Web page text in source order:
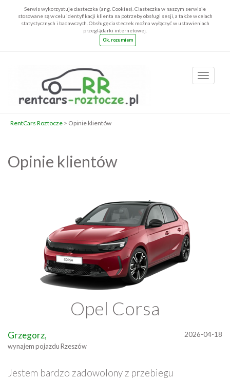
Serwis wykorzystuje ciasteczka (ang. Cookies). Ciasteczka w naszym serwisie
stosowane są w celu identyfikacji klienta na potrzeby obsługi sesji, a także w celach
statystycznych i badawczych. Obsługę ciasteczek można wyłączyć w ustawieniach
przeglądarki internetowej.
Ok, rozumiem
Toggle
RentCars Roztocze > Opinie klientów
Opinie klientów
Opel Corsa
2026-04-18
Grzegorz,
wynajem pojazdu Rzeszów
Jestem bardzo zadowolony z przebiegu